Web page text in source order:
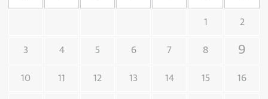
1 2
3 4 5 6 7 8 9
10 11 12 13 14 15 16